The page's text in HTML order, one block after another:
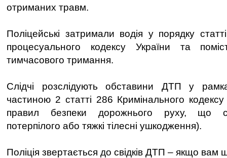
отриманих травм.
Поліцейські затримали водія у порядку
процесуального кодексу України та
тимчасового тримання.
Слідчі розслідують обставини ДТП у
частиною 2 статті 286 Кримінального
правил безпеки дорожнього руху, що
потерпілого або тяжкі тілесні ушкодження).
Поліція звертається до свідків ДТП – якщо вам